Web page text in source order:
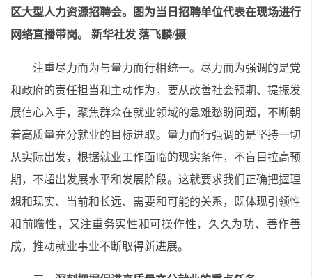
区大型人力资源招聘会。图为当日招聘单位代表在现场进行
网络直播带岗。 新华社发 落飞麟/摄
注重尽力而为与量力而行相统一。尽力而为强调的是党
和政府的责任担当和主动作为，要从改善社会预期、提振发
展信心入手，聚焦群众在就业领域的急难愁盼问题，不断朝
着高质量充分就业的目标进取。量力而行强调的是坚持一切
从实际出发，根据就业工作面临的现实条件，不盲目拉高预
期，不超出发展水平和发展阶段。这就要求我们正确把握理
想和现实、当前和长远、需要和可能的关系，既体现引领性
和前瞻性，又注重务实性和可操作性，久久为功、善作善
成，推动就业事业不断取得新进展。